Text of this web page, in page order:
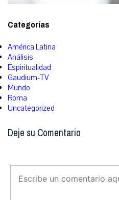
Categorías
América Latina
Análisis
Espiritualidad
Gaudium-TV
Mundo
Roma
Uncategorized
Deje su Comentario